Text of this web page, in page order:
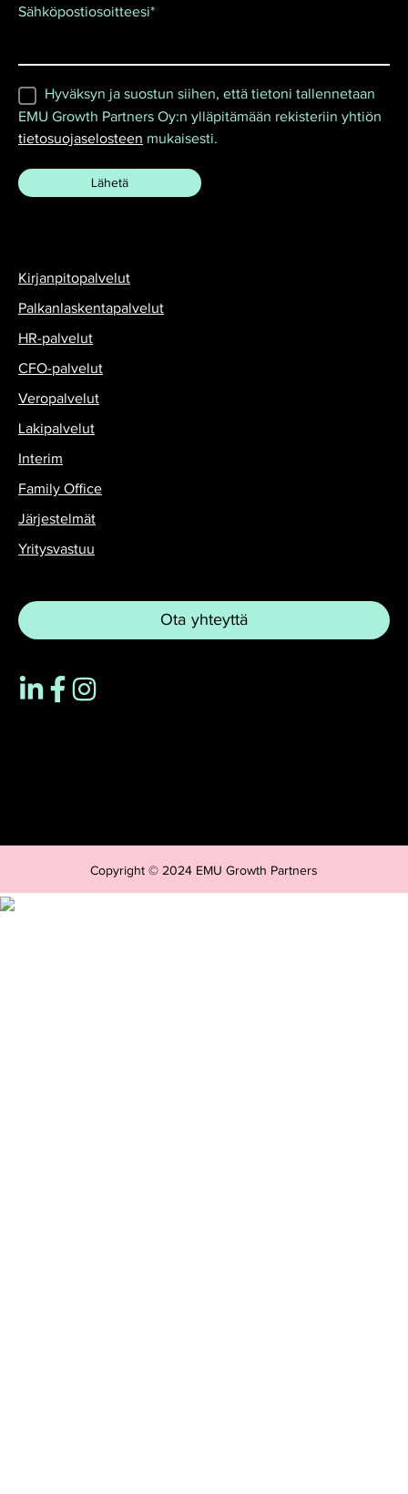
Sähköpostiosoitteesi*
Hyväksyn ja suostun siihen, että tietoni tallennetaan
EMU Growth Partners Oy:n ylläpitämään rekisteriin yhtiön
tietosuojaselosteen mukaisesti.
Kirjanpitopalvelut
Palkanlaskentapalvelut
HR-palvelut
CFO-palvelut
Veropalvelut
Lakipalvelut
Interim
Family Office
Järjestelmät
Yritysvastuu
Ota yhteyttä
Copyright © 2024 EMU Growth Partners